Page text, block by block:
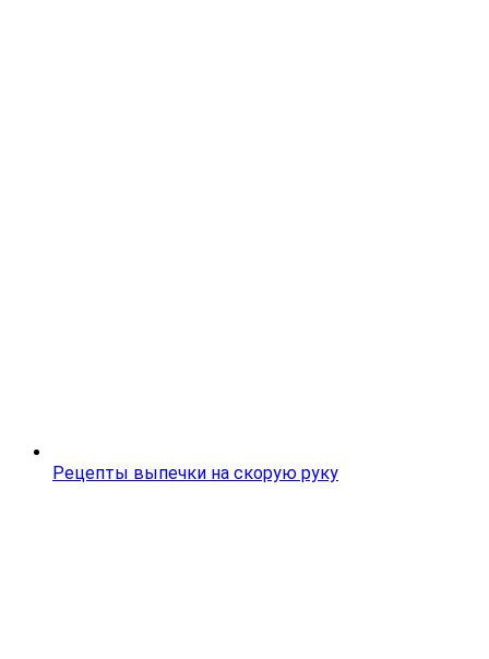
Рецепты выпечки на скорую руку